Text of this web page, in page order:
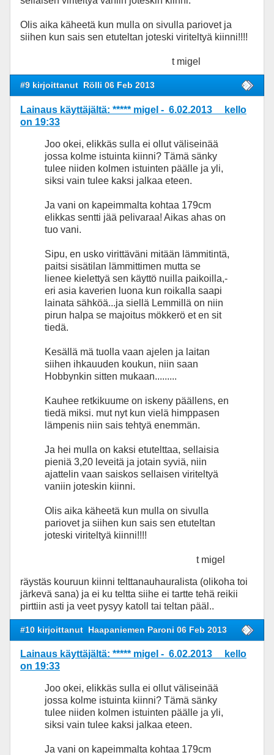
Olis aika käheetä kun mulla on sivulla pariovet ja
siihen kun sais sen etuteltan joteski viriteltyä kiinni!!!!
t migel
#9 kirjoittanut Rölli 06 Feb 2013
Lainaus käyttäjältä: ***** migel - 6.02.2013 kello
on 19:33
Joo okei, elikkäs sulla ei ollut väliseinää
jossa kolme istuinta kiinni? Tämä sänky
tulee niiden kolmen istuinten päälle ja yli,
siksi vain tulee kaksi jalkaa eteen.
Ja vani on kapeimmalta kohtaa 179cm
elikkas sentti jää pelivaraa! Aikas ahas on
tuo vani.
Sipu, en usko virittäväni mitään lämmitintä,
paitsi sisätilan lämmittimen mutta se
lienee kielettyä sen käyttö nuilla paikoilla,-
eri asia kaverien luona kun roikalla saapi
lainata sähköä...ja siellä Lemmillä on niin
pirun halpa se majoitus mökkerö et en sit
tiedä.
Kesällä mä tuolla vaan ajelen ja laitan
siihen ihkauuden koukun, niin saan
Hobbynkin sitten mukaan.........
Kauhee retkikuume on iskeny päällens, en
tiedä miksi. mut nyt kun vielä himppasen
lämpenis niin sais tehtyä enemmän.
Ja hei mulla on kaksi etutelttaa, sellaisia
pieniä 3,20 leveitä ja jotain syviä, niin
ajattelin vaan saiskos sellaisen viriteltyä
vaniin joteskin kiinni.
Olis aika käheetä kun mulla on sivulla
pariovet ja siihen kun sais sen etuteltan
joteski viriteltyä kiinni!!!!
t migel
räystäs kouruun kiinni telttanauhauralista (olikoha toi
järkevä sana) ja ei ku teltta siihe ei tartte tehä reikii
pirttiin asti ja veet pysyy katoll tai teltan pääl..
#10 kirjoittanut Haapaniemen Paroni 06 Feb 2013
Lainaus käyttäjältä: ***** migel - 6.02.2013 kello
on 19:33
Joo okei, elikkäs sulla ei ollut väliseinää
jossa kolme istuinta kiinni? Tämä sänky
tulee niiden kolmen istuinten päälle ja yli,
siksi vain tulee kaksi jalkaa eteen.
Ja vani on kapeimmalta kohtaa 179cm